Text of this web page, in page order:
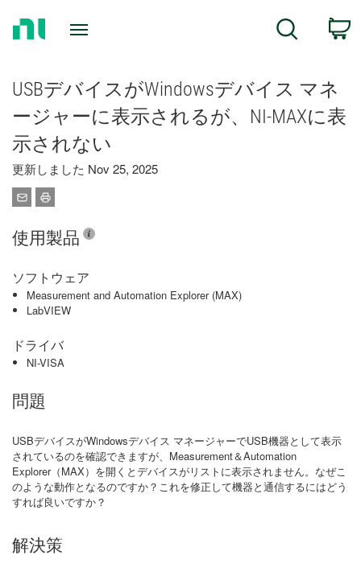
Search
USBデバイスがWindowsデバイス マネ
ージャーに表示されるが、NI-MAXに表
示されない
更新しました Nov 25, 2025
使用製品
ソフトウェア
Measurement and Automation Explorer (MAX)
LabVIEW
ドライバ
NI-VISA
問題
USBデバイスがWindowsデバイス マネージャーでUSB機器として表示
されているのを確認できますが、Measurement＆Automation
Explorer（MAX）を開くとデバイスがリストに表示されません。なぜこ
のような動作となるのですか？これを修正して機器と通信するにはどう
すれば良いですか？
解決策